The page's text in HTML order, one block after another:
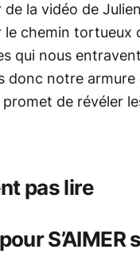
la vidéo de
chemin tortueux
qui nous
notre
promet de révéler
pas lire
S’AIMER